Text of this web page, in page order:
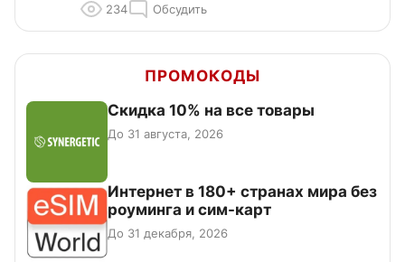
234 Обсудить
ПРОМОКОДЫ
Скидка 10% на все товары
До 31 августа, 2026
Интернет в 180+ странах мира без
роуминга и сим-карт
До 31 декабря, 2026